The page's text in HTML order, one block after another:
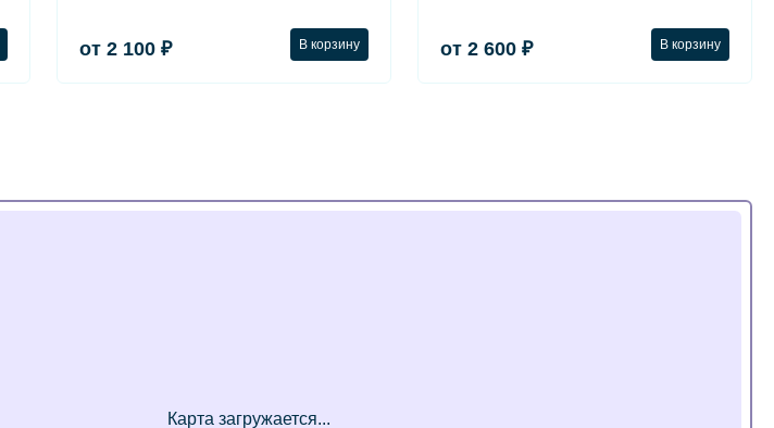
от 2 100 ₽ В корзину от 2 600 ₽ В корзину